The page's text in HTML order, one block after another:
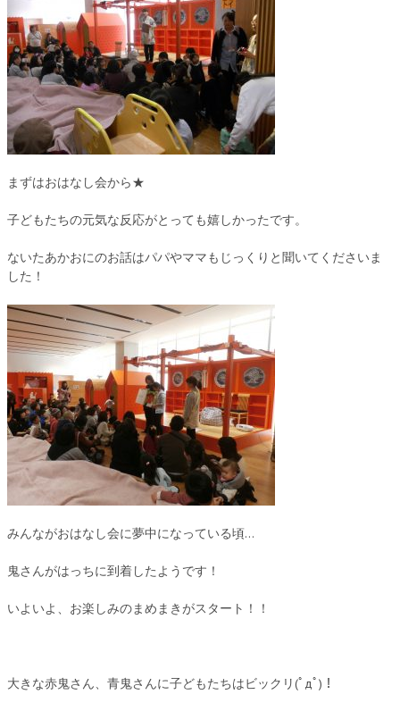
まずはおはなし会から★
子どもたちの元気な反応がとっても嬉しかったです。
ないたあかおにのお話はパパやママもじっくりと聞いてくださいま
した！
みんながおはなし会に夢中になっている頃…
鬼さんがはっちに到着したようです！
いよいよ、お楽しみのまめまきがスタート！！
大きな赤鬼さん、青鬼さんに子どもたちはビックリ(ﾟдﾟ)！